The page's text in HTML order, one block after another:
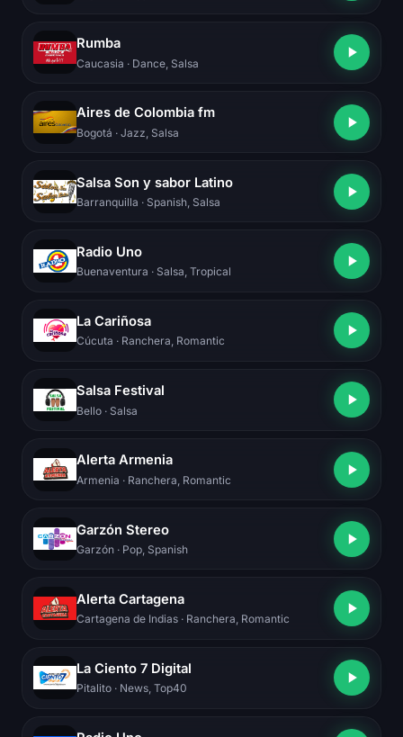
Rumba
Caucasia · Dance, Salsa
Aires de Colombia fm
Bogotá · Jazz, Salsa
Salsa Son y sabor Latino
Barranquilla · Spanish, Salsa
Radio Uno
Buenaventura · Salsa, Tropical
La Cariñosa
Cúcuta · Ranchera, Romantic
Salsa Festival
Bello · Salsa
Alerta Armenia
Armenia · Ranchera, Romantic
Garzón Stereo
Garzón · Pop, Spanish
Alerta Cartagena
Cartagena de Indias · Ranchera, Romantic
La Ciento 7 Digital
Pitalito · News, Top40